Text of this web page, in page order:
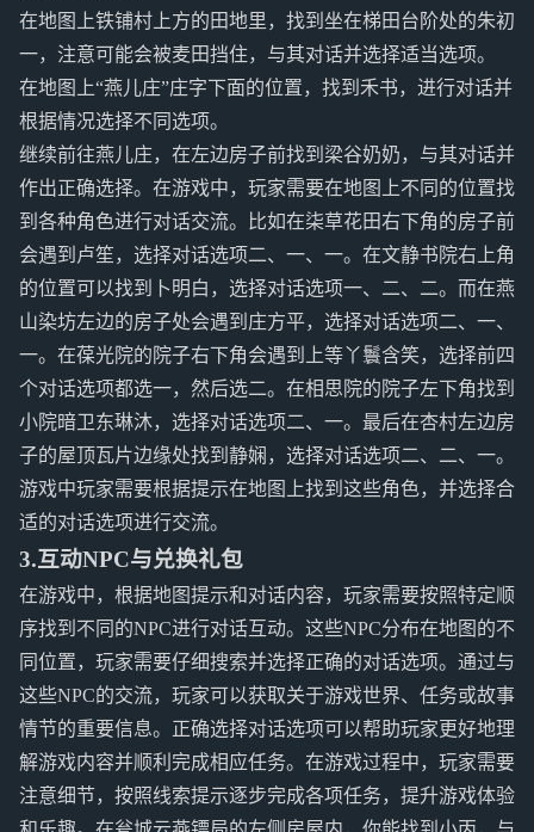
在地图上铁铺村上方的田地里，找到坐在梯田台阶处的朱初
一，注意可能会被麦田挡住，与其对话并选择适当选项。
在地图上“燕儿庄”庄字下面的位置，找到禾书，进行对话并
根据情况选择不同选项。
继续前往燕儿庄，在左边房子前找到梁谷奶奶，与其对话并
作出正确选择。在游戏中，玩家需要在地图上不同的位置找
到各种角色进行对话交流。比如在柒草花田右下角的房子前
会遇到卢笙，选择对话选项二、一、一。在文静书院右上角
的位置可以找到卜明白，选择对话选项一、二、二。而在燕
山染坊左边的房子处会遇到庄方平，选择对话选项二、一、
一。在葆光院的院子右下角会遇到上等丫鬟含笑，选择前四
个对话选项都选一，然后选二。在相思院的院子左下角找到
小院暗卫东琳沐，选择对话选项二、一。最后在杏村左边房
子的屋顶瓦片边缘处找到静娴，选择对话选项二、二、一。
游戏中玩家需要根据提示在地图上找到这些角色，并选择合
适的对话选项进行交流。
3.互动NPC与兑换礼包
在游戏中，根据地图提示和对话内容，玩家需要按照特定顺
序找到不同的NPC进行对话互动。这些NPC分布在地图的不
同位置，玩家需要仔细搜索并选择正确的对话选项。通过与
这些NPC的交流，玩家可以获取关于游戏世界、任务或故事
情节的重要信息。正确选择对话选项可以帮助玩家更好地理
解游戏内容并顺利完成相应任务。在游戏过程中，玩家需要
注意细节，按照线索提示逐步完成各项任务，提升游戏体验